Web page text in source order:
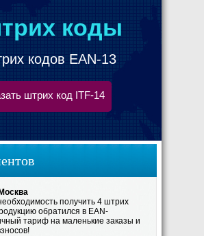
коды
кодов EAN-13
штрих код ITF-14
получить 4 штрих
обратился в EAN-
тариф на маленькие заказы и